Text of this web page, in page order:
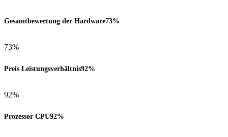
Gesamtbewertung der Hardware73%
73%
Preis Leistungsverhältnis92%
92%
Prozessor CPU92%